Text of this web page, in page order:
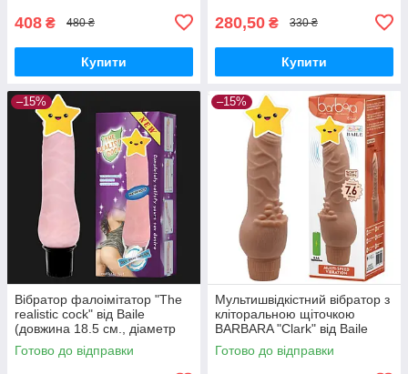
408 ₴ 480 ₴
Купити
280,50 ₴ 330 ₴
Купити
–15%
Вібратор фалоімітатор "The
realistic cock" від Baile
(довжина 18.5 см., діаметр
3.6 см.)
Готово до відправки
–15%
Мультишвідкістний вібратор з
кліторальною щіточкою
BARBARA "Clark" від Baile
(довжина 19.5 см.)
Готово до відправки